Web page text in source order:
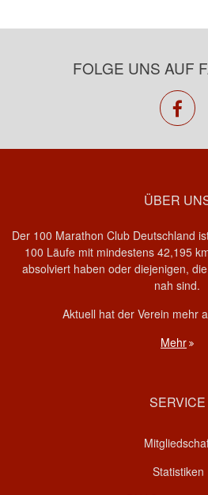
FOLGE UNS AUF
ÜBER
Der 100 Marathon Club Deutschland
100 Läufe mit mindestens 42,195
absolviert haben oder diejenigen,
nah sind.
Aktuell hat der Verein mehr
Mehr
SERVICE
Statistiken